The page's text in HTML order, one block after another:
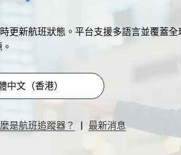
新航班狀態。平台支援多語言並覆蓋全
中文（香港）
是航班追蹤器？ | 最新消息